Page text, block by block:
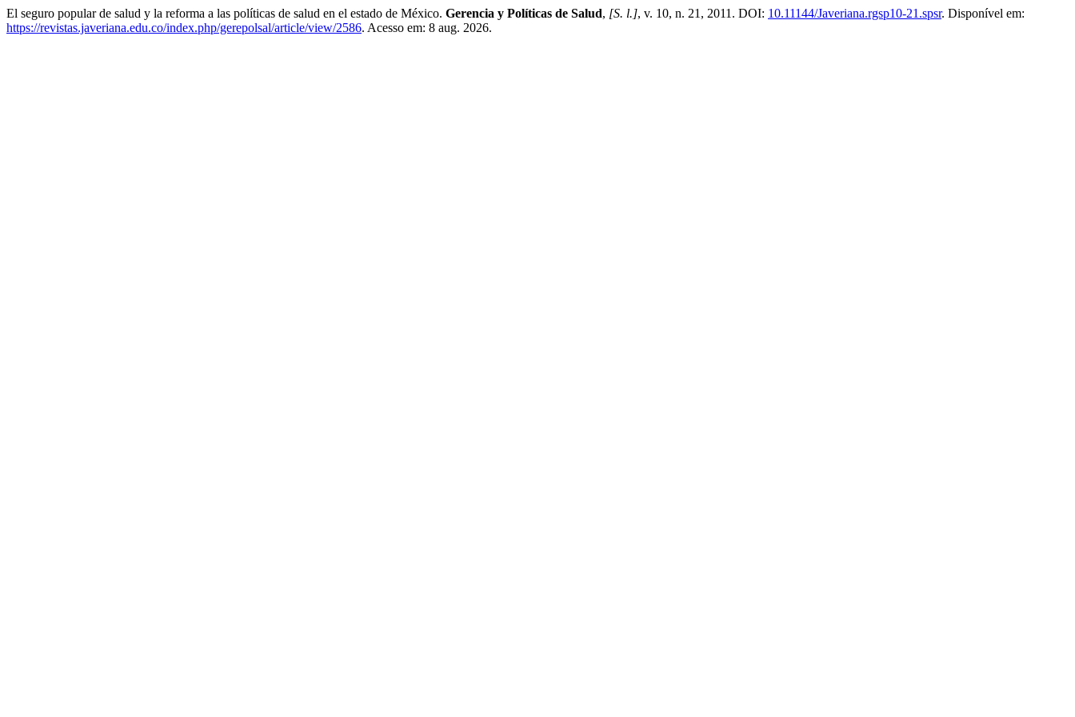
El seguro popular de salud y la reforma a las políticas de salud en el estado de México. Gerencia y Políticas de Salud, [S. l.], v. 10, n. 21, 2011. DOI: 10.11144/Javeriana.rgsp10-21.spsr. Disponível em:
https://revistas.javeriana.edu.co/index.php/gerepolsal/article/view/2586. Acesso em: 8 aug. 2026.